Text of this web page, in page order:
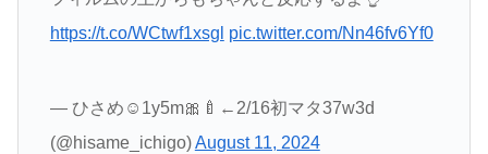
https://t.co/WCtwf1xsgl pic.twitter.com/Nn46fv6Yf0
— ひさめ☺︎1y5m🎀🍼←2/16初マタ37w3d
(@hisame_ichigo)August 11, 2024